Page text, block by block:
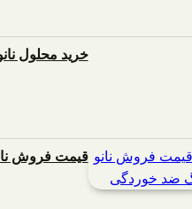
خرید محلول
قیمت فروش